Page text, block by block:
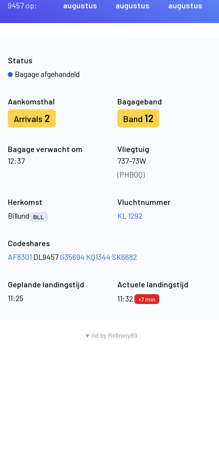
9457 op:
augustus
augustus
augustus
Aankomsthal
Arrivals 2
Bagageband
Band 12
Bagage verwacht om
12:37
Vliegtuig
737-73W
(PHBGQ)
Status
Bagage afgehandeld
Herkomst
Billund
BLL
Vluchtnummer
KL 1292
Codeshares
AF8301 DL9457G35694 KQ1344 SK6682
Geplande landingstijd
11:25
Actuele landingstijd
11:32
+7 min
▼ Ad by Refinery89